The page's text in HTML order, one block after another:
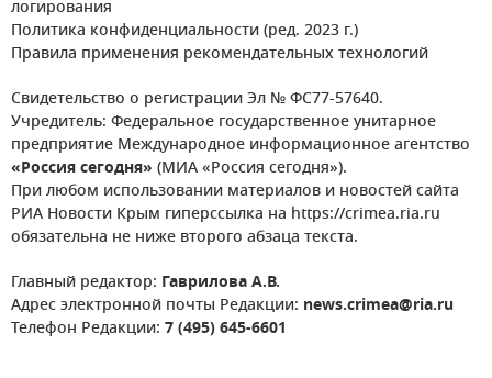
логирования
Политика конфиденциальности (ред. 2023 г.)
Правила применения рекомендательных технологий
Свидетельство о регистрации Эл № ФС77-57640.
Учредитель: Федеральное государственное унитарное
предприятие Международное информационное агентство
«Россия сегодня» (МИА «Россия сегодня»).
При любом использовании материалов и новостей сайта
РИА Новости Крым гиперссылка на https://crimea.ria.ru
обязательна не ниже второго абзаца текста.
Главный редактор: Гаврилова А.В.
Адрес электронной почты Редакции: news.crimea@ria.ru
Телефон Редакции: 7 (495) 645-6601